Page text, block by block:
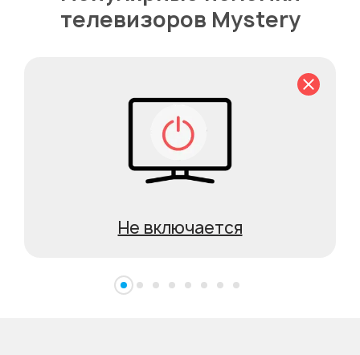
телевизоров Mystery
Не включается